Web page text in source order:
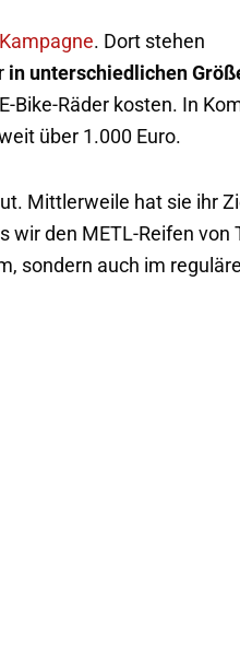
. Dort stehen
in unterschiedlichen
Bike-Räder kosten. In
über 1.000 Euro.
Mittlerweile hat sie ihr
wir den METL-Reifen von
sondern auch im